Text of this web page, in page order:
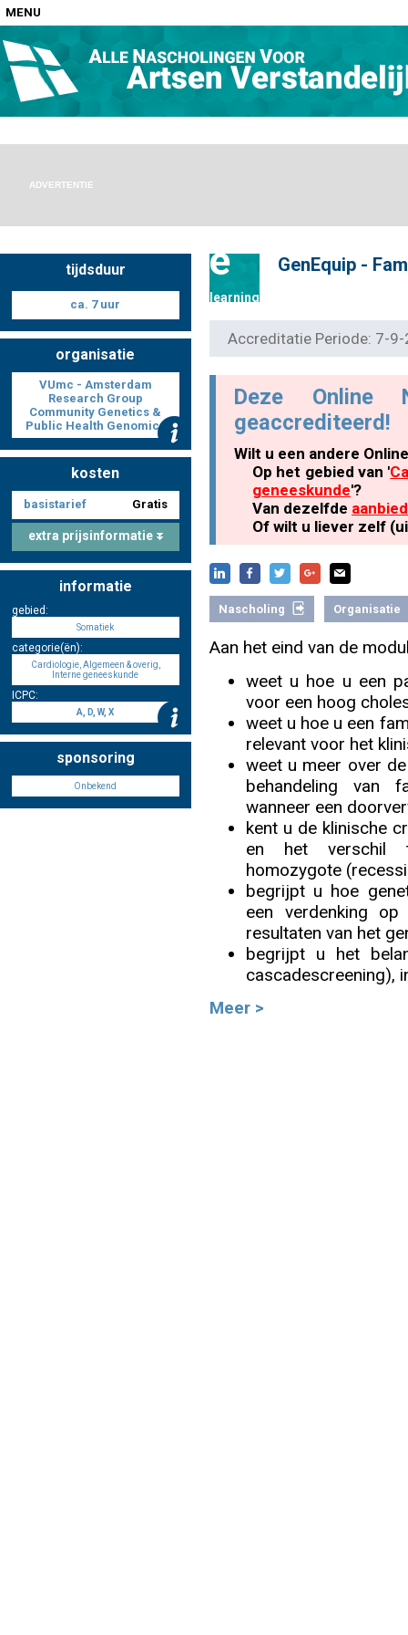
MENU
Home
Nascholingen op locatie (agenda)
Nascholingen online (elearning)
Zoek op kaart
Registreren
Inloggen
ADVERTENTIE
tijdsduur
ca. 7 uur
organisatie
VUmc - Amsterdam
Research Group
Community Genetics &
Public Health Genomics
kosten
basistarief Gratis
extra prijsinformatie
informatie
gebied:
Somatiek
categorie(ën):
Cardiologie, Algemeen & overig,
Interne geneeskunde
ICPC:
A, D, W, X
sponsoring
Onbekend
e
learning
GenEquip -
Accreditatie Periode: 7-
Deze Online
geaccrediteerd!
Wilt u een andere
Op het gebied van '
geneeskunde'?
Van dezelfde
Of wilt u liever zelf
Nascholing Organisatie
Aan het eind van de
weet u hoe u een
voor een hoog
weet u hoe u een
relevant voor het
weet u meer over
behandeling van
wanneer een
kent u de klinische
en het verschil
homozygote
begrijpt u hoe
een verdenking
resultaten van het
begrijpt u het
cascadescreening),
Meer >